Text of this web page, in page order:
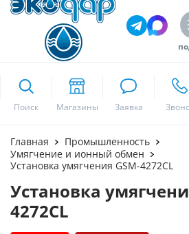
Поиск
Москва
Главная
Промышленность
Умягчение и ионный обмен
Установка умягчения GSM-4272CL
Установка
4272CL